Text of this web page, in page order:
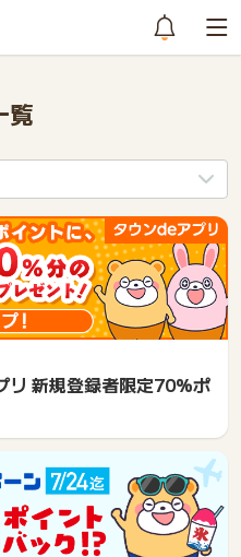
覧
リ 新規登録者限定70%ポ